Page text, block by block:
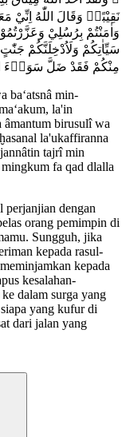
نَقِيْبًاۗ وَقَالَ اللّٰهُ اِنِّيْ
وَاٰمَنْتُمْ بِرُسُلِيْ
سَيِّاٰتِكُمْ وَلَاُدْخِلَنَّكُمْ
مِنْكُمْ فَقَدْ ضَلَّ سَوَاۤءَ
ba‘atsnâ min-
la'in
âmantum birusulî wa
la'ukaffiranna
tajrî min
fa qad dlalla
perjanjian dengan
orang pemimpin di
Sungguh, jika
kepada rasul-
kepada
kesalahan-
dalam surga yang
yang kufur di
dari jalan yang